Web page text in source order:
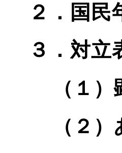
２．国
３．対立
（１
（２